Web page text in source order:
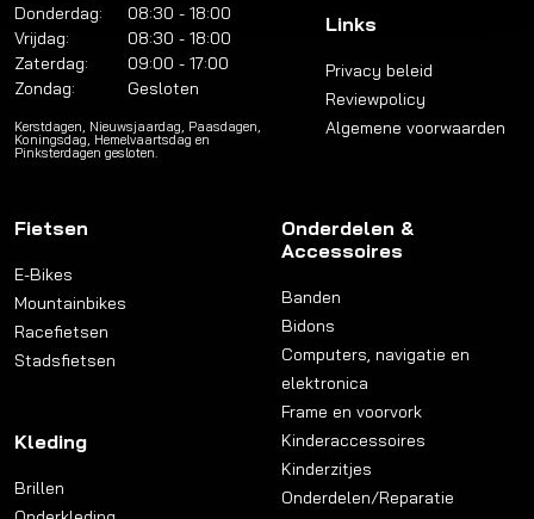
Donderdag:
08:30 - 18:00
Vrijdag:
08:30 - 18:00
Zaterdag:
09:00 - 17:00
Zondag:
Gesloten
Kerstdagen, Nieuwsjaardag, Paasdagen,
Koningsdag, Hemelvaartsdag en
Pinksterdagen gesloten.
Links
Privacy beleid
Reviewpolicy
Algemene voorwaarden
Fietsen
E-Bikes
Mountainbikes
Racefietsen
Stadsfietsen
Kleding
Brillen
Onderdelen &
Accessoires
Banden
Bidons
Computers, navigatie en
elektronica
Frame en voorvork
Kinderaccessoires
Kinderzitjes
Onderdelen/Reparatie